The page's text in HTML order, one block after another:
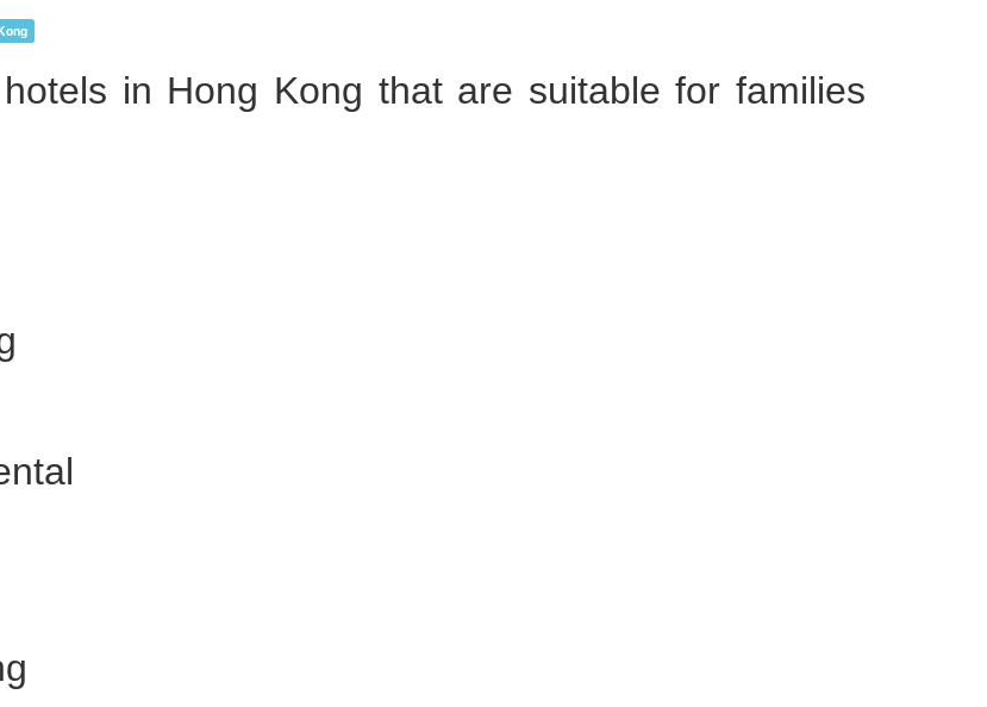
in Hong Kong that are suitable for families